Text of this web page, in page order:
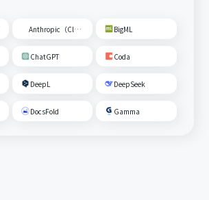
Anthropic（Claude） BigML
ChatGPT Coda
DeepL DeepSeek
DocsFold Gamma